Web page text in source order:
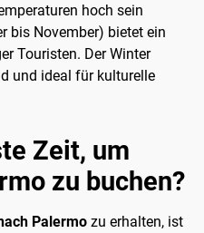
hoch sein
bis November) bietet ein
Touristen. Der Winter
und ideal für kulturelle
Zeit, um
zu buchen?
Palermo zu erhalten, ist